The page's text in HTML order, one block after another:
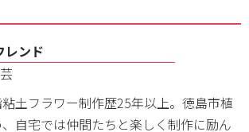
レンド
土フラワー制作歴25年以上。徳島市植
自宅では仲間たちと楽しく制作に励ん